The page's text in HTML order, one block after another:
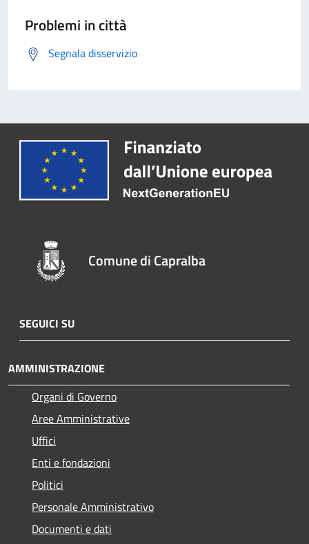
Problemi in città
Segnala disservizio
Comune di Capralba
SEGUICI SU
AMMINISTRAZIONE
Organi di Governo
Aree Amministrative
Uffici
Enti e fondazioni
Politici
Personale Amministrativo
Documenti e dati